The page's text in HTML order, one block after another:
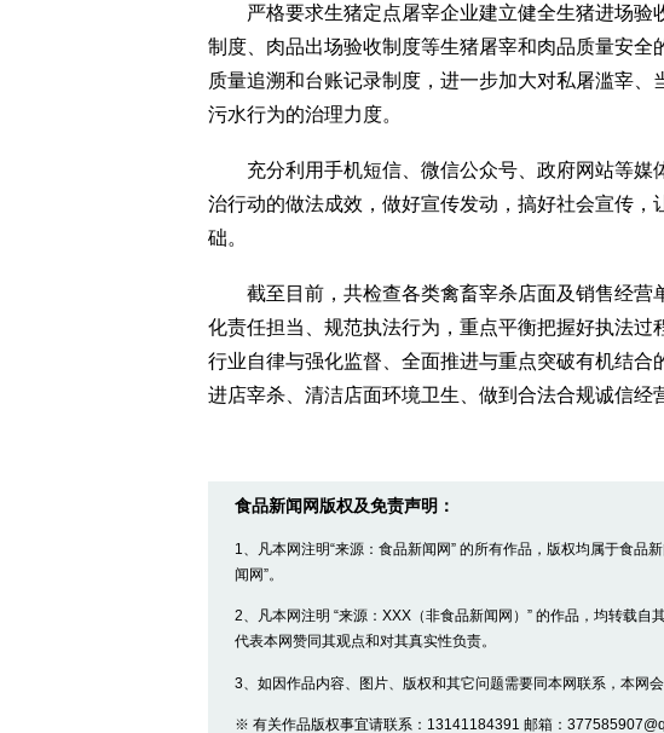
严格要求生猪定点屠宰企业建立健全生猪进场验
制度、肉品出场验收制度等生猪屠宰和肉品质量安全
质量追溯和台账记录制度，进一步加大对私屠滥宰
污水行为的治理力度。
充分利用手机短信、微信公众号、政府网站等媒
治行动的做法成效，做好宣传发动，搞好社会宣传，
础。
截至目前，共检查各类禽畜宰杀店面及销售经营
化责任担当、规范执法行为，重点平衡把握好执法过
行业自律与强化监督、全面推进与重点突破有机结
进店宰杀、清洁店面环境卫生、做到合法合规诚信经
食品新闻网版权及免责声明：
1、凡本网注明“来源：食品新闻网” 的所有作品，版权均属于食品
闻网”。
2、凡本网注明 “来源：XXX（非食品新闻网）” 的作品，均转载自
代表本网赞同其观点和对其真实性负责。
3、如因作品内容、图片、版权和其它问题需要同本网联系，本网会
※ 有关作品版权事宜请联系：13141184391 邮箱：